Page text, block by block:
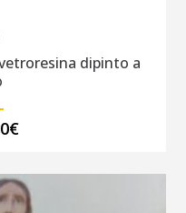
dipinto a
€